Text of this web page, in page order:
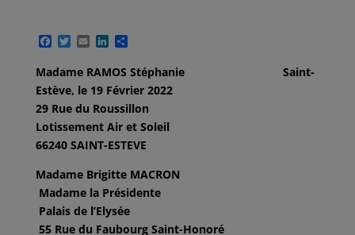
F
c
e
b
o
o
k
T
i
t
t
e
r
E
a
i
l
L
n
k
e
d
I
n
P
r
t
a
g
e
r
Madame RAMOS Stéphanie Saint-
Estève, le 19 Février 2022
29 Rue du Roussillon
Lotissement Air et Soleil
66240 SAINT-ESTEVE
Madame Brigitte MACRON
Madame la Présidente
Palais de l’Elysée
55 Rue du Faubourg Saint-Honoré